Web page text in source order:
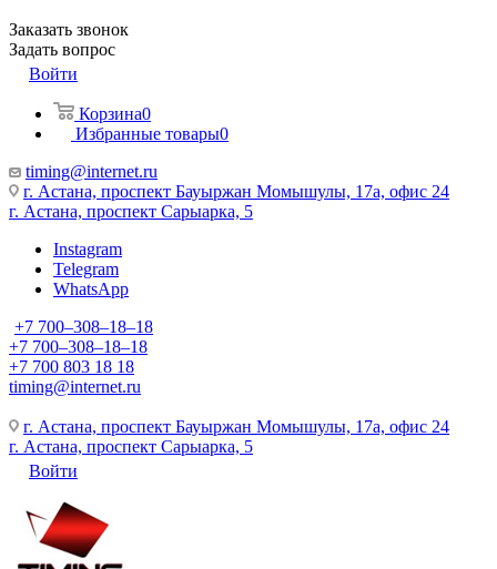
Заказать звонок
Задать вопрос
Войти
Корзина0
Избранные товары0
timing@internet.ru
г. Астана, проспект Бауыржан Момышулы, 17а, офис 24
г. Астана, проспект Сарыарка, 5
Instagram
Telegram
WhatsApp
+7 700‒308‒18‒18
+7 700‒308‒18‒18
+7 700 803 18 18
timing@internet.ru
г. Астана, проспект Бауыржан Момышулы, 17а, офис 24
г. Астана, проспект Сарыарка, 5
Войти